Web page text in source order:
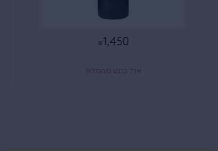
₪ 145
אזל כרגע מהמלאי